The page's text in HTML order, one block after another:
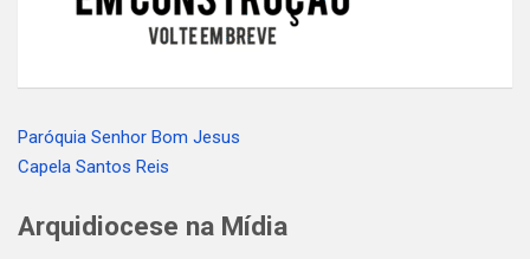
Navegação
Post
Paróquia Senhor Bom Jesus
Capela Santos Reis
Arquidiocese na Mídia